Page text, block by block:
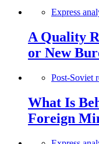
Express
A Quality
or New
Post-Soviet
What Is
Foreign